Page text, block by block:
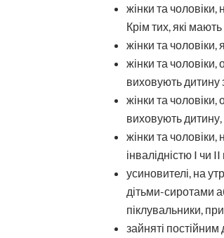
жінки та чоловіки,
Крім тих, які
жінки та чоловіки,
жінки та чоловіки,
виховують дитину
жінки та чоловіки,
виховують
жінки та
інвалідністю I чи II
усиновителі, на
дітьми-сиротами
піклувальники,
зайняті